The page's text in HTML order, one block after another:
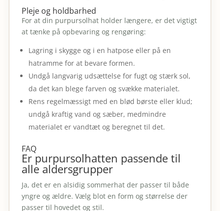
Pleje og holdbarhed
For at din purpursolhat holder længere, er det vigtigt
at tænke på opbevaring og rengøring:
Lagring i skygge og i en hatpose eller på en
hatramme for at bevare formen.
Undgå langvarig udsættelse for fugt og stærk sol,
da det kan blege farven og svække materialet.
Rens regelmæssigt med en blød børste eller klud;
undgå kraftig vand og sæber, medmindre
materialet er vandtæt og beregnet til det.
FAQ
Er purpursolhatten passende til
alle aldersgrupper
Ja, det er en alsidig sommerhat der passer til både
yngre og ældre. Vælg blot en form og størrelse der
passer til hovedet og stil.